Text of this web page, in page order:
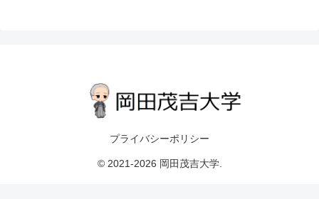
プライバシーポリシー
© 2021-2026 岡田茂吉大学.